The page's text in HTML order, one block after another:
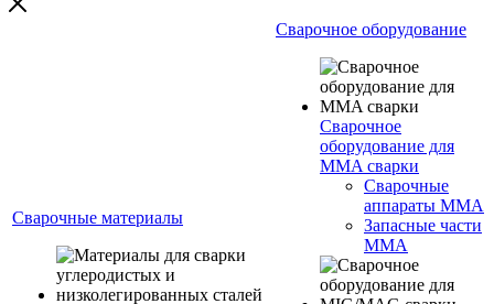
Сварочные материалы
Сварочное оборудование
Сварочное
оборудование для
MMA сварки
Сварочные
аппараты MMA
Запасные части
MMA